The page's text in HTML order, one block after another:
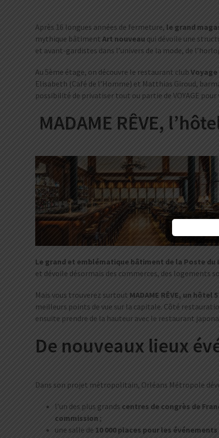
Après 16 longues années de fermeture, le grand
mythique bâtiment Art nouveau qui dévoile une
et avant-gardistes dans l’univers de la mode, de
Au 5ème étage, on découvre le restaurant club Voyage
Elisabeth (Café de l’Homme) et Matthias Giroud,
possibilité de privatiser tout ou partie de VOYAGE
MADAME RÊVE,
Le grand et emblématique bâtiment de la Poste du
et dévoile désormais des commerces, des logements
Mais vous trouverez surtout MADAME RÊVE, un hôtel
meilleurs points de vue sur la capitale. Côté
ensuite prendre de la hauteur avec le restaurant
De nouveaux lieux
Dans son projet métropolitain, Orléans Métropole
l’un des plus grands centres de congrès de
commission ;
une salle de 10 000 places pour les